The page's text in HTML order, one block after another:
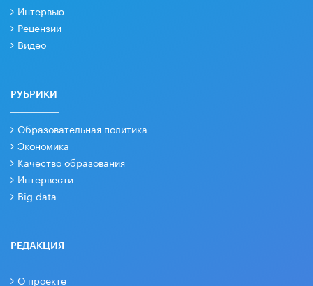
Интервью
Рецензии
Видео
РУБРИКИ
Образовательная политика
Экономика
Качество образования
Интервести
Big data
РЕДАКЦИЯ
О проекте